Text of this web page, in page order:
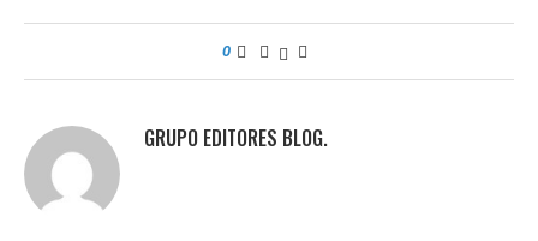
0
GRUPO EDITORES BLOG.